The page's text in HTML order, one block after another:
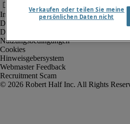
Impressum
Datenschutz
Datenschutz Arbeitnehmer/Zeitarbeitskräfte
Nutzungsbedingungen
Cookies
Hinweisgebersystem
Webmaster Feedback
Recruitment Scam
Verkaufen oder teilen Sie meine
persönlichen Daten nicht